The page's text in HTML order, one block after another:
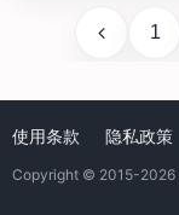
1
使用条款 隐私政策
Copyright © 2015-2026